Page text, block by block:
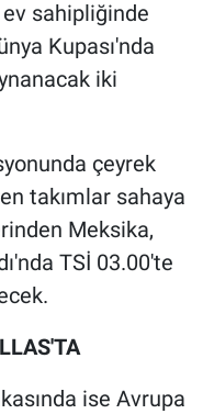
ev sahipliğinde
Kupası'nda
iki
çeyrek
takımlar sahaya
Meksika,
TSİ 03.00'te
ise Avrupa